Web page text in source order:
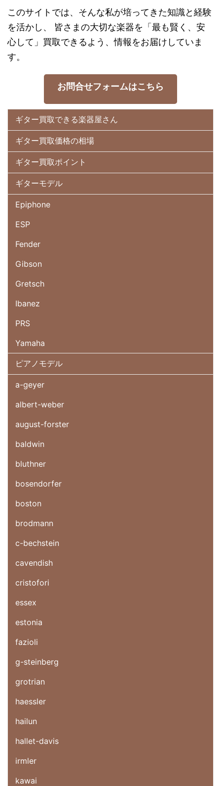
このサイトでは、そんな私が培ってきた知識と経験
を活かし、 皆さまの大切な楽器を「最も賢く、安
心して」買取できるよう、情報をお届けしていま
す。
お問合せフォームはこちら
ギター買取できる楽器屋さん
ギター買取価格の相場
ギター買取ポイント
ギターモデル
Epiphone
ESP
Fender
Gibson
Gretsch
Ibanez
PRS
Yamaha
ピアノモデル
a-geyer
albert-weber
august-forster
baldwin
bluthner
bosendorfer
boston
brodmann
c-bechstein
cavendish
cristofori
essex
estonia
fazioli
g-steinberg
grotrian
haessler
hailun
hallet-davis
irmler
kawai